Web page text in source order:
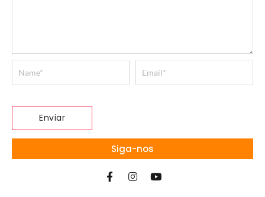
Siga-nos